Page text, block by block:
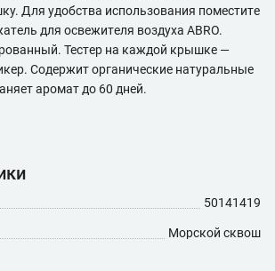
Для удобства использования поместите
для освежителя воздуха ABRO.
Тестер на каждой крышке —
Содержит органические натуральные
аромат до 60 дней.
50141419
Морской сквош